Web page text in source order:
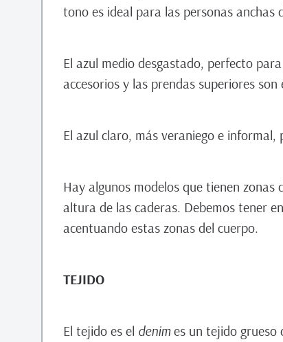
tono es ideal para las personas
El azul medio desgastado, perfecto
accesorios y las prendas superiores son
El azul claro, más veraniego e
Hay algunos modelos que tienen
altura de las caderas. Debemos tener
acentuando estas zonas del cuerpo.
TEJIDO
El tejido es el denimes un tejido grueso